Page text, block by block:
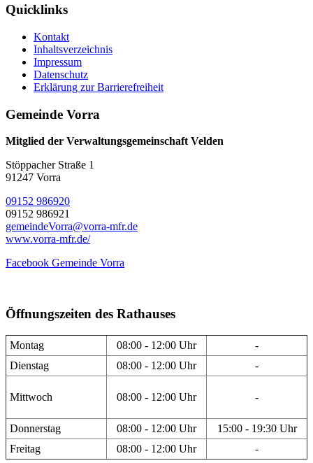
Quicklinks
Kontakt
Inhaltsverzeichnis
Impressum
Datenschutz
Erklärung zur Barrierefreiheit
Gemeinde Vorra
Mitglied der Verwaltungsgemeinschaft Velden
Stöppacher Straße 1
91247 Vorra
09152 986920
09152 986921
gemeindeVorra@vorra-mfr.de
www.vorra-mfr.de/
Facebook Gemeinde Vorra
Öffnungszeiten des Rathauses
Montag 08:00 - 12:00 Uhr
-
Dienstag
08:00 - 12:00 Uhr -
Mittwoch 08:00 - 12:00 Uhr -
Donnerstag 08:00 - 12:00 Uhr
15:00 - 19:30 Uhr
Freitag
08:00 - 12:00 Uhr -